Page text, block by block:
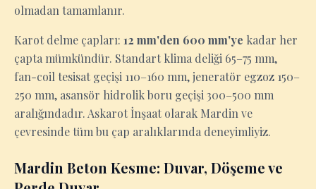
olmadan tamamlanır.
Karot delme çapları: 12 mm'den 600 mm'ye kadar her
çapta mümkündür. Standart klima deliği 65–75 mm,
fan-coil tesisat geçişi 110–160 mm, jeneratör egzoz 150–
250 mm, asansör hidrolik boru geçişi 300–500 mm
aralığındadır. Askarot İnşaat olarak Mardin ve
çevresinde tüm bu çap aralıklarında deneyimliyiz.
Mardin Beton Kesme: Duvar, Döşeme ve